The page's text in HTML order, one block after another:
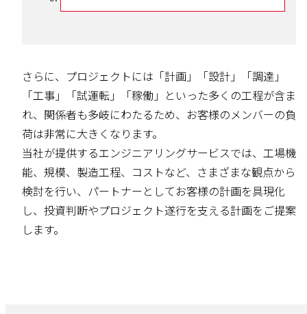
さらに、プロジェクトには「計画」「設計」「調達」
「工事」「試運転」「稼働」といった多くの工程が含ま
れ、関係者も多岐にわたるため、お客様のメンバーの負
荷は非常に大きくなります。
当社が提供するエンジニアリングサービスでは、工場機
能、規模、製造工程、コストなど、さまざまな観点から
検討を行い、パートナーとしてお客様の計画を具現化
し、投資判断やプロジェクト遂行を支える計画をご提案
します。